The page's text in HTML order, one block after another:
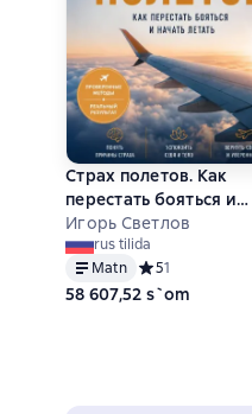
Страх полетов. Как
перестать бояться и
начать летать
Игорь Светлов
rus tilida
Matn
Средний
51
58 607,52 s`om